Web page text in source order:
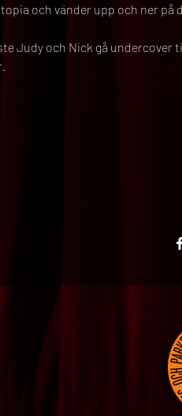
och vänder upp och ner på
Judy och Nick gå undercover